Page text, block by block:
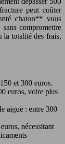
peut coûter
chaton** vous
compromettre
la totalité des frais,
et 300 euros.
euros, voire plus
aiguë : entre 300
nécessitant